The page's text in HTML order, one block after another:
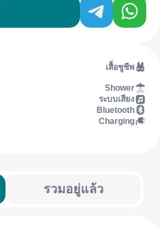
เสื้อชูชีพ
Shower
ระบบเสียง
Bluetooth
Charging
รวมอยู่แล้ว